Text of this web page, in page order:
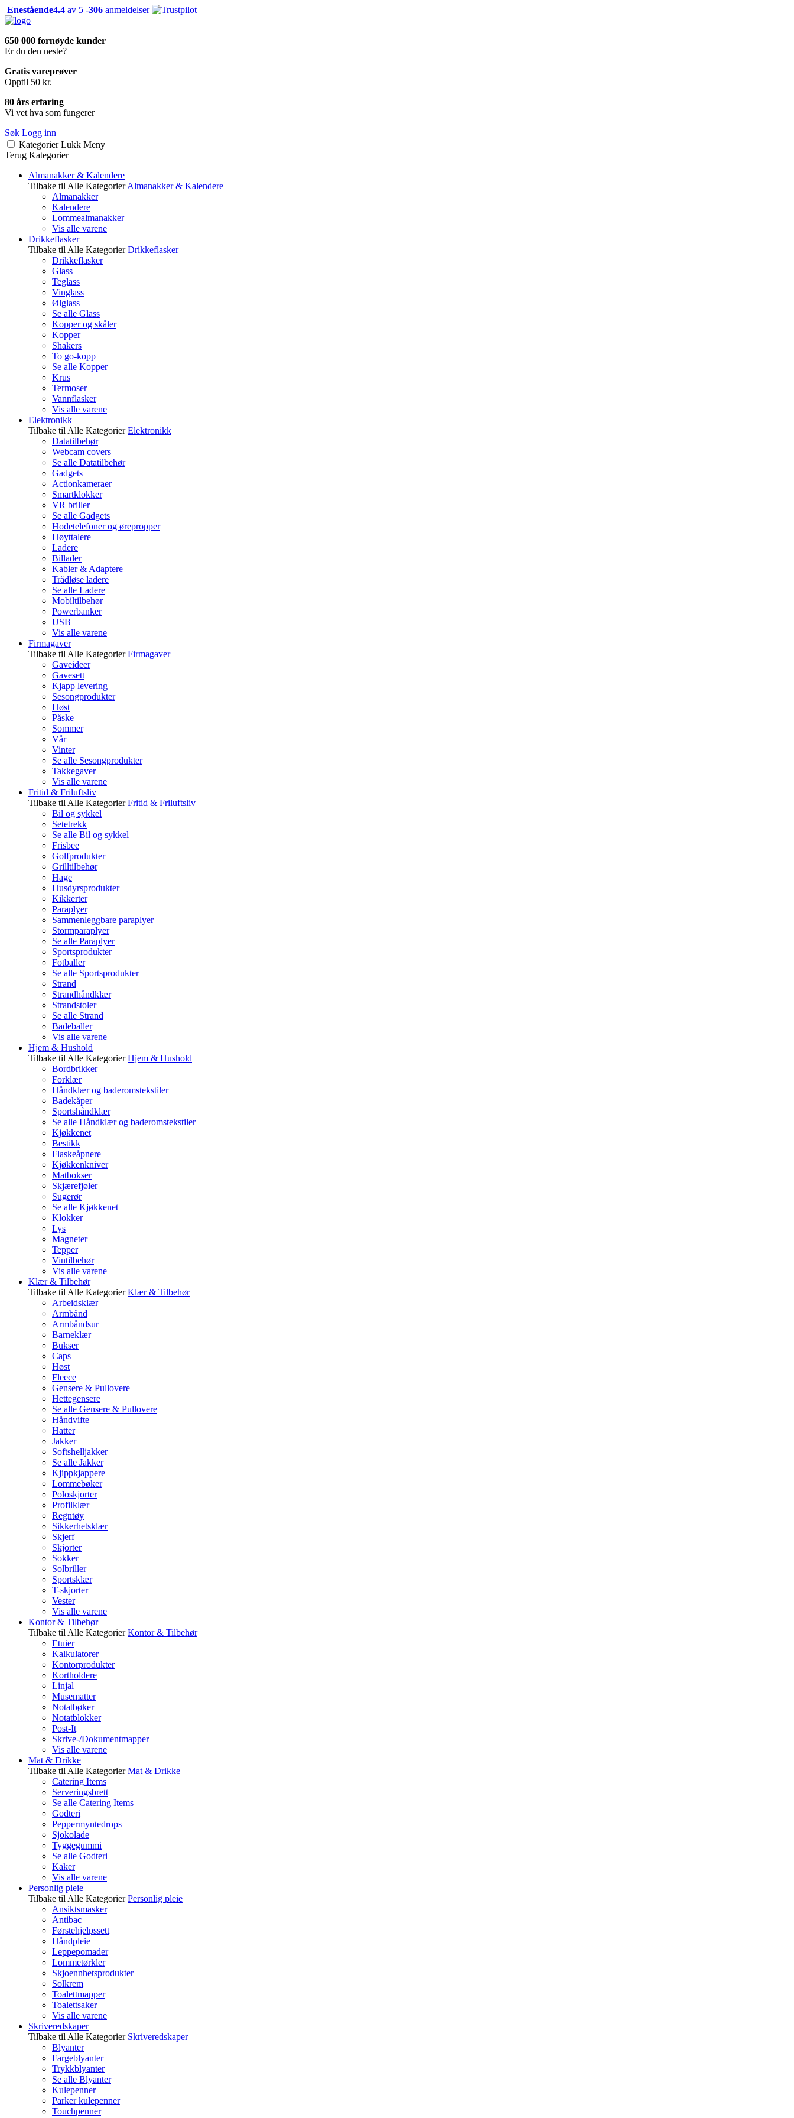
Enestående4.4 av 5 -306 anmeldelser
650 000 fornøyde kunder
Er du den neste?
Gratis vareprøver
Opptil 50 kr.
80 års erfaring
Vi vet hva som fungerer
Søk Logg inn
Kategorier Lukk Meny
Terug Kategorier
Almanakker & Kalendere
Tilbake til Alle Kategorier Almanakker & Kalendere
Almanakker
Kalendere
Lommealmanakker
Vis alle varene
Drikkeflasker
Tilbake til Alle Kategorier Drikkeflasker
Drikkeflasker
Glass
Teglass
Vinglass
Ølglass
Se alle Glass
Kopper og skåler
Kopper
Shakers
To go-kopp
Se alle Kopper
Krus
Termoser
Vannflasker
Vis alle varene
Elektronikk
Tilbake til Alle Kategorier Elektronikk
Datatilbehør
Webcam covers
Se alle Datatilbehør
Gadgets
Actionkameraer
Smartklokker
VR briller
Se alle Gadgets
Hodetelefoner og ørepropper
Høyttalere
Ladere
Billader
Kabler & Adaptere
Trådløse ladere
Se alle Ladere
Mobiltilbehør
Powerbanker
USB
Vis alle varene
Firmagaver
Tilbake til Alle Kategorier Firmagaver
Gaveideer
Gavesett
Kjapp levering
Sesongprodukter
Høst
Påske
Sommer
Vår
Vinter
Se alle Sesongprodukter
Takkegaver
Vis alle varene
Fritid & Friluftsliv
Tilbake til Alle Kategorier Fritid & Friluftsliv
Bil og sykkel
Setetrekk
Se alle Bil og sykkel
Frisbee
Golfprodukter
Grilltilbehør
Hage
Husdyrsprodukter
Kikkerter
Paraplyer
Sammenleggbare paraplyer
Stormparaplyer
Se alle Paraplyer
Sportsprodukter
Fotballer
Se alle Sportsprodukter
Strand
Strandhåndklær
Strandstoler
Se alle Strand
Badeballer
Vis alle varene
Hjem & Hushold
Tilbake til Alle Kategorier Hjem & Hushold
Bordbrikker
Forklær
Håndklær og baderomstekstiler
Badekåper
Sportshåndklær
Se alle Håndklær og baderomstekstiler
Kjøkkenet
Bestikk
Flaskeåpnere
Kjøkkenkniver
Matbokser
Skjærefjøler
Sugerør
Se alle Kjøkkenet
Klokker
Lys
Magneter
Tepper
Vintilbehør
Vis alle varene
Klær & Tilbehør
Tilbake til Alle Kategorier Klær & Tilbehør
Arbeidsklær
Armbånd
Armbåndsur
Barneklær
Bukser
Caps
Høst
Fleece
Gensere & Pullovere
Hettegensere
Se alle Gensere & Pullovere
Håndvifte
Hatter
Jakker
Softshelljakker
Se alle Jakker
Kjippkjappere
Lommebøker
Poloskjorter
Profilklær
Regntøy
Sikkerhetsklær
Skjerf
Skjorter
Sokker
Solbriller
Sportsklær
T-skjorter
Vester
Vis alle varene
Kontor & Tilbehør
Tilbake til Alle Kategorier Kontor & Tilbehør
Etuier
Kalkulatorer
Kontorprodukter
Kortholdere
Linjal
Musematter
Notatbøker
Notatblokker
Post-It
Skrive-/Dokumentmapper
Vis alle varene
Mat & Drikke
Tilbake til Alle Kategorier Mat & Drikke
Catering Items
Serveringsbrett
Se alle Catering Items
Godteri
Peppermyntedrops
Sjokolade
Tyggegummi
Se alle Godteri
Kaker
Vis alle varene
Personlig pleie
Tilbake til Alle Kategorier Personlig pleie
Ansiktsmasker
Antibac
Førstehjelpssett
Håndpleie
Leppepomader
Lommetørkler
Skjoennhetsprodukter
Solkrem
Toalettmapper
Toalettsaker
Vis alle varene
Skriveredskaper
Tilbake til Alle Kategorier Skriveredskaper
Blyanter
Fargeblyanter
Trykkblyanter
Se alle Blyanter
Kulepenner
Parker kulepenner
Touchpenner